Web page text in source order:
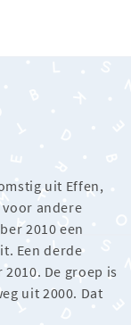
uit Effen,
voor andere
2010 een
Een derde
De groep is
uit 2000. Dat